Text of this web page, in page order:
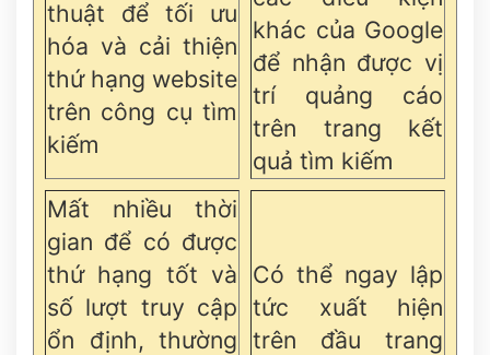
thuật để tối ưu
hóa và cải thiện
thứ hạng website
trên công cụ tìm
kiếm
khác của Google
để nhận được vị
trí quảng cáo
trên trang kết
quả tìm kiếm
Mất nhiều thời
gian để có được
thứ hạng tốt và
số lượt truy cập
ổn định, thường
Có thể ngay lập
tức xuất hiện
trên đầu trang